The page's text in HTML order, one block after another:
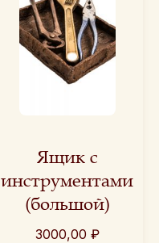
Ящик с
инструментами
(большой)
3000,00 ₽